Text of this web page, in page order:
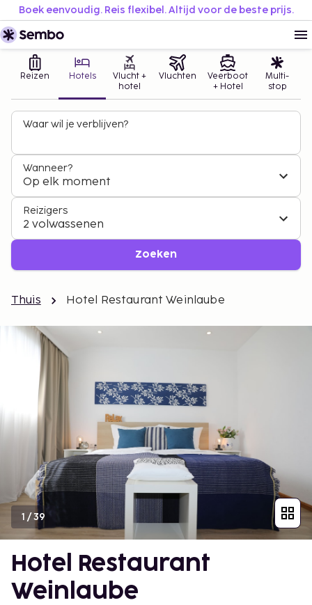
Boek eenvoudig. Reis flexibel. Altijd voor de beste prijs.
Reizen Hotels
Vlucht +
hotel
Vluchten
Veerboot
+ Hotel
Multi-
stop
Waar wil je verblijven?
Wanneer?
Op elk moment
Reizigers
2 volwassenen
Zoeken
Thuis Hotel Restaurant Weinlaube
1 /39
Hotel Restaurant
Weinlaube